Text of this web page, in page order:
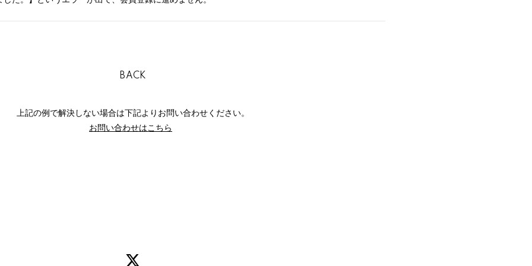
BACK
上記の例で解決しない場合は下記よりお問い合わせください。
お問い合わせはこちら